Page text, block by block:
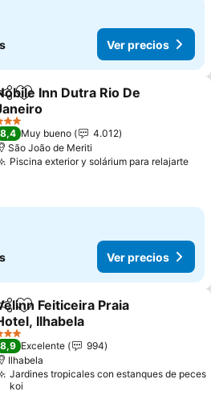
Ver precios
Agregar a favoritos
Inn Dutra Rio De
precios
Estrellas
8,4 Muy bueno
4.012
São João de Meriti
Piscina exterior y solárium para relajarte
Ver precios
Agregar a favoritos
Feiticeira Praia
Ilhabela
precios
Estrellas
8,9 Excelente
994
Ilhabela
Jardines tropicales con estanques de peces
koi